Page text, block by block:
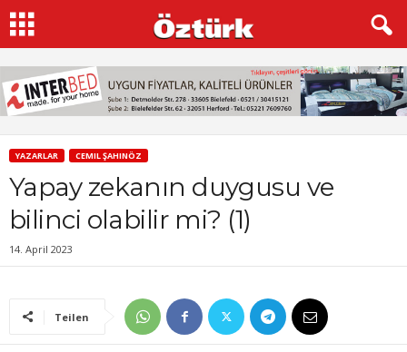
YAZARLAR CEMIL ŞAHINÖZ
Yapay zekanın duygusu ve
bilinci olabilir mi? (1)
14. April 2023
Teilen